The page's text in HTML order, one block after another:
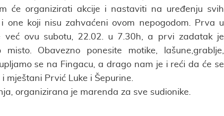
će organizirati akcije i nastaviti na uređenju svih
i one koji nisu zahvaćeni ovom nepogodom. Prva u
već ovu subotu, 22.02. u 7.30h, a prvi zadatak je
Obavezno ponesite motike, lašune,grablje,
se na Fingacu, a drago nam je i reći da će se
mještani Prvić Luke i Šepurine.
organizirana je marenda za sve sudionike.